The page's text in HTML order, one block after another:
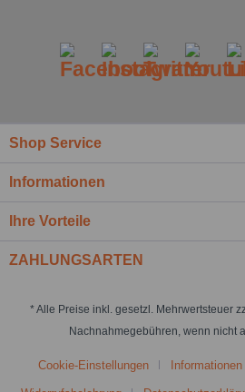
Shop Service
Informationen
Ihre Vorteile
ZAHLUNGSARTEN
* Alle Preise inkl. gesetzl. Mehrwertsteuer
Nachnahmegebühren, wenn nicht
Cookie-Einstellungen